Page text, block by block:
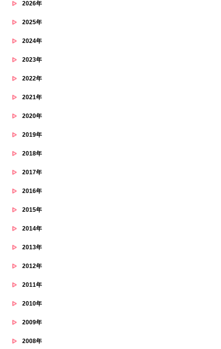
2026年
2025年
2024年
2023年
2022年
2021年
2020年
2019年
2018年
2017年
2016年
2015年
2014年
2013年
2012年
2011年
2010年
2009年
2008年